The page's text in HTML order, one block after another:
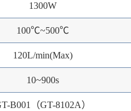
1300W
100℃~500℃
120L/min(Max)
10~900s
B001（GT-8102A）